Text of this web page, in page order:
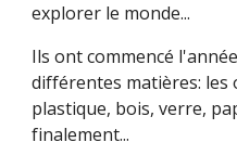
explorer le monde...
Ils ont commencé
différentes matières: les
plastique, bois, verre,
finalement...